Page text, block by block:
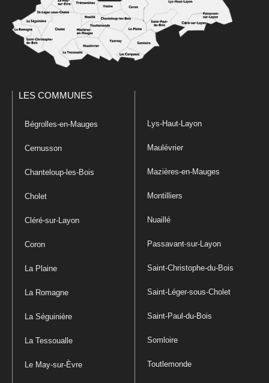
LES COMMUNES
Bégrolles-en-Mauges
Cernusson
Chanteloup-les-Bois
Cholet
Cléré-sur-Layon
Coron
La Plaine
La Romagne
La Séguinière
La Tessoualle
Le May-sur-Èvre
Lys-Haut-Layon
Maulévrier
Mazières-en-Mauges
Montilliers
Nuaillé
Passavant-sur-Layon
Saint-Christophe-du-Bois
Saint-Léger-sous-Cholet
Saint-Paul-du-Bois
Somloire
Toutlemonde